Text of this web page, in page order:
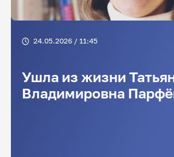
24.05.2026 / 11:45
Ушла из жизни
Владимировна